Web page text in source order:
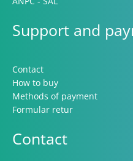
Support and
Contact
How to buy
Methods of payment
Formular retur
Contact